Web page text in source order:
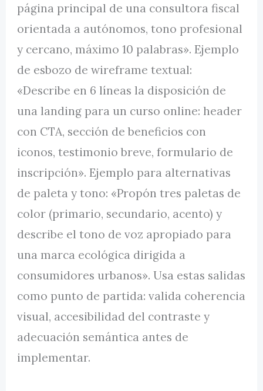
página principal de una consultora fiscal
orientada a autónomos, tono profesional
y cercano, máximo 10 palabras». Ejemplo
de esbozo de wireframe textual:
«Describe en 6 líneas la disposición de
una landing para un curso online: header
con CTA, sección de beneficios con
iconos, testimonio breve, formulario de
inscripción». Ejemplo para alternativas
de paleta y tono: «Propón tres paletas de
color (primario, secundario, acento) y
describe el tono de voz apropiado para
una marca ecológica dirigida a
consumidores urbanos». Usa estas salidas
como punto de partida: valida coherencia
visual, accesibilidad del contraste y
adecuación semántica antes de
implementar.